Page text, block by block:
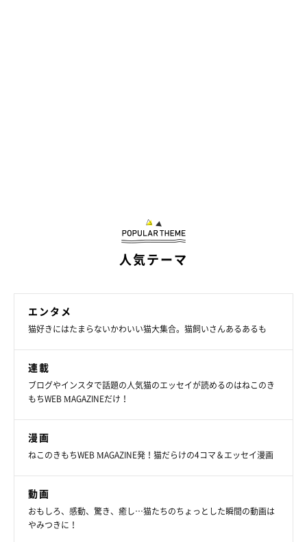
人気テーマ
エンタメ
猫好きにはたまらないかわいい猫大集合。猫飼いさんあるあるも
連載
ブログやインスタで話題の人気猫のエッセイが読めるのはねこのき
もちWEB MAGAZINEだけ！
漫画
ねこのきもちWEB MAGAZINE発！猫だらけの4コマ＆エッセイ漫画
動画
おもしろ、感動、驚き、癒し…猫たちのちょっとした瞬間の動画は
やみつきに！